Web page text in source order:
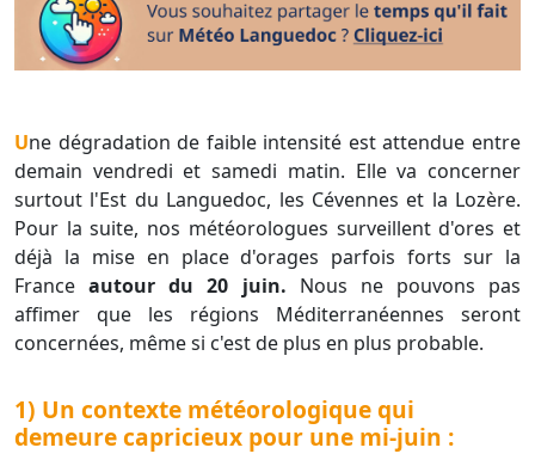
Une dégradation de faible intensité est attendue entre
demain vendredi et samedi matin. Elle va concerner
surtout l'Est du Languedoc, les Cévennes et la Lozère.
Pour la suite, nos météorologues surveillent d'ores et
déjà la mise en place d'orages parfois forts sur la
Franceautour du 20 juin. Nous ne pouvons pas
affimer que les régions Méditerranéennes seront
concernées, même si c'est de plus en plus probable.
1) Un contexte météorologique qui
demeure capricieux pour une mi-juin :